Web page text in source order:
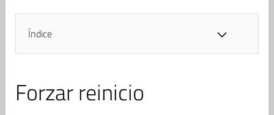
Índice
Forzar reinicio